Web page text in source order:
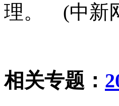
理。 (中新
相关专题：